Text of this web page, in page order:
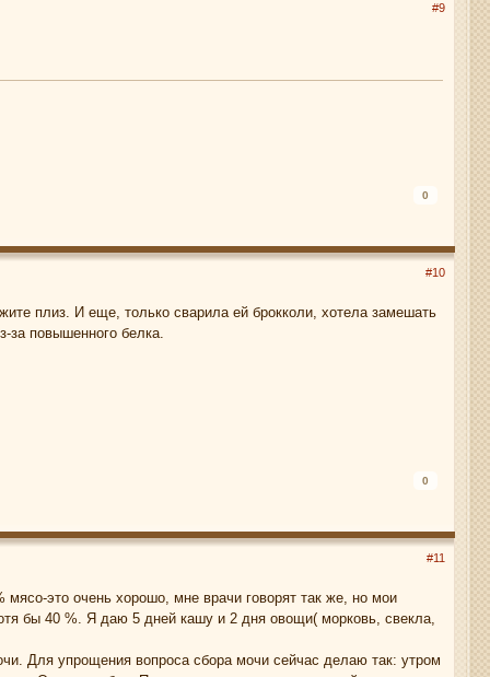
#9
0
#10
плиз. И еще, только сварила ей брокколи, хотела замешать
за повышенного белка.
0
#11
это очень хорошо, мне врачи говорят так же, но мои
бы 40 %. Я даю 5 дней кашу и 2 дня овощи( морковь, свекла,
Для упрощения вопроса сбора мочи сейчас делаю так: утром